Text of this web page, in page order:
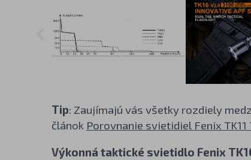
Tip: Zaujímajú vás všetky rozdiely
článok Porovnanie svietidiel Fenix TK11
Výkonná taktické svietidlo Fenix